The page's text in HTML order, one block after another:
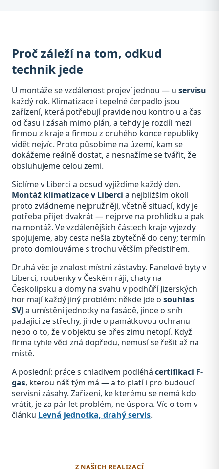
Proč záleží na tom, odkud
technik jede
U montáže se vzdálenost projeví jednou — u servisu
každý rok. Klimatizace i tepelné čerpadlo jsou
zařízení, která potřebují pravidelnou kontrolu a čas
od času i zásah mimo plán, a tehdy je rozdíl mezi
firmou z kraje a firmou z druhého konce republiky
vidět nejvíc. Proto působíme na území, kam se
dokážeme reálně dostat, a nesnažíme se tvářit, že
obsluhujeme celou zemi.
Sídlíme v Liberci a odsud vyjíždíme každý den.
Montáž klimatizace v Liberci a nejbližším okolí
proto zvládneme nejpružněji, včetně situací, kdy je
potřeba přijet dvakrát — nejprve na prohlídku a pak
na montáž. Ve vzdálenějších částech kraje výjezdy
spojujeme, aby cesta nešla zbytečně do ceny; termín
proto domlouváme s trochu větším předstihem.
Druhá věc je znalost místní zástavby. Panelové byty v
Liberci, roubenky v Českém ráji, chaty na
Českolipsku a domy na svahu v podhůří Jizerských
hor mají každý jiný problém: někde jde o souhlas
SVJ a umístění jednotky na fasádě, jinde o sníh
padající ze střechy, jinde o památkovou ochranu
nebo o to, že v objektu se přes zimu netopí. Když
firma tyhle věci zná dopředu, nemusí se řešit až na
místě.
A poslední: práce s chladivem podléhá certifikaci F-
gas, kterou náš tým má — a to platí i pro budoucí
servisní zásahy. Zařízení, ke kterému se nemá kdo
vrátit, je za pár let problém, ne úspora. Víc o tom v
článku Levná jednotka, drahý servis.
Z NAŠICH REALIZACÍ